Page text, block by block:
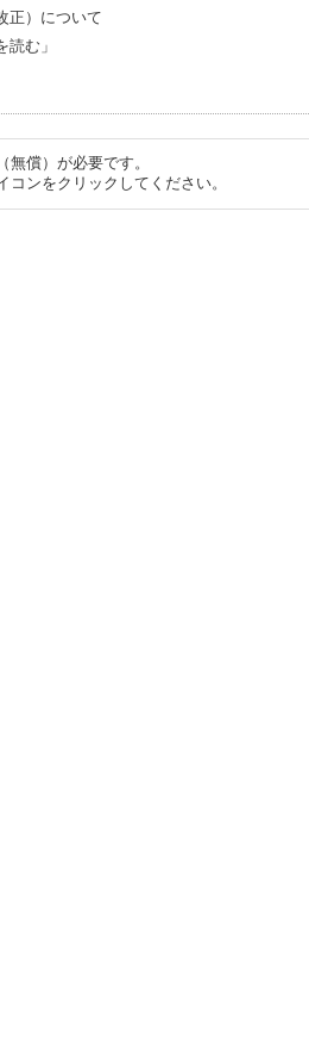
正）について
読む」
無償）が必要です。
ンをクリックしてください。